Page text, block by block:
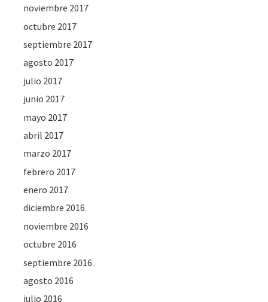
noviembre 2017
octubre 2017
septiembre 2017
agosto 2017
julio 2017
junio 2017
mayo 2017
abril 2017
marzo 2017
febrero 2017
enero 2017
diciembre 2016
noviembre 2016
octubre 2016
septiembre 2016
agosto 2016
julio 2016